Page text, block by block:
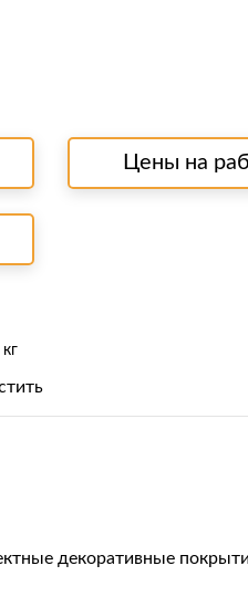
Цены на
декоративные